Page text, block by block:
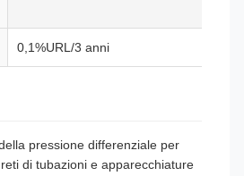
0,1%URL/3 anni
pressione differenziale per
di tubazioni e apparecchiature